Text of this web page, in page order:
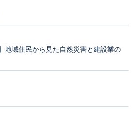
地域住民から見た自然災害と建設業の